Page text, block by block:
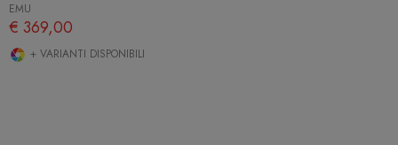
EMU
€ 369,00
+ VARIANTI DISPONIBILI